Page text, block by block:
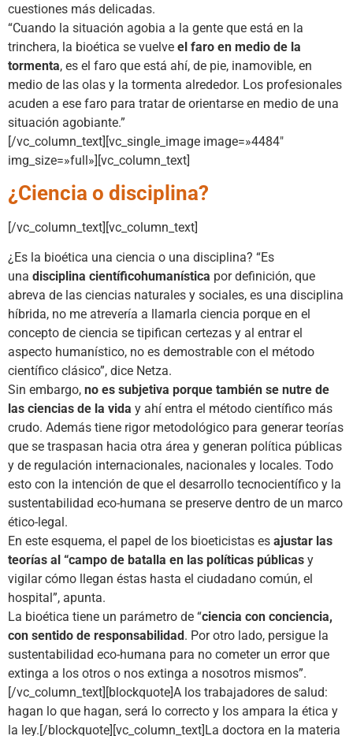
cuestiones más delicadas.
“Cuando la situación agobia a la gente que está en la
trinchera, la bioética se vuelve el faro en medio de la
tormenta, es el faro que está ahí, de pie, inamovible, en
medio de las olas y la tormenta alrededor. Los profesionales
acuden a ese faro para tratar de orientarse en medio de una
situación agobiante.”
[/vc_column_text][vc_single_image image=»4484″
img_size=»full»][vc_column_text]
¿Ciencia o disciplina?
[/vc_column_text][vc_column_text]
¿Es la bioética una ciencia o una disciplina? “Es
una disciplina científicohumanística por definición, que
abreva de las ciencias naturales y sociales, es una disciplina
híbrida, no me atrevería a llamarla ciencia porque en el
concepto de ciencia se tipifican certezas y al entrar el
aspecto humanístico, no es demostrable con el método
científico clásico”, dice Netza.
Sin embargo, no es subjetiva porque también se nutre de
las ciencias de la vida y ahí entra el método científico más
crudo. Además tiene rigor metodológico para generar teorías
que se traspasan hacia otra área y generan política públicas
y de regulación internacionales, nacionales y locales. Todo
esto con la intención de que el desarrollo tecnocientífico y la
sustentabilidad eco-humana se preserve dentro de un marco
ético-legal.
En este esquema, el papel de los bioeticistas es ajustar las
teorías al “campo de batalla en las políticas públicas y
vigilar cómo llegan éstas hasta el ciudadano común, el
hospital”, apunta.
La bioética tiene un parámetro de “ciencia con conciencia,
con sentido de responsabilidad . Por otro lado, persigue la
sustentabilidad eco-humana para no cometer un error que
extinga a los otros o nos extinga a nosotros mismos”.
[/vc_column_text][blockquote]A los trabajadores de salud:
hagan lo que hagan, será lo correcto y los ampara la ética y
la ley.[/blockquote][vc_column_text]La doctora en la materia